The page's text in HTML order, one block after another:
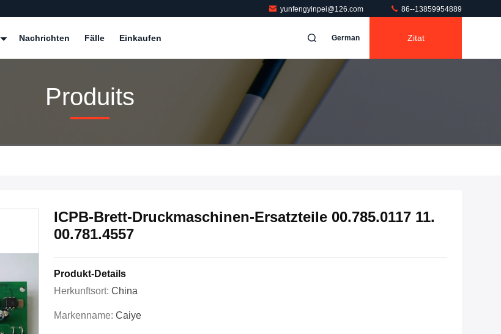
yunfengyinpei@126.com 86--13859954889
Nachrichten Fälle Einkaufen German Zitat
Produits
ICPB-Brett-Druckmaschinen-Ersatzteile 00.785.0117 11.
00.781.4557
Produkt-Details
Herkunftsort: China
Markenname: Caiye